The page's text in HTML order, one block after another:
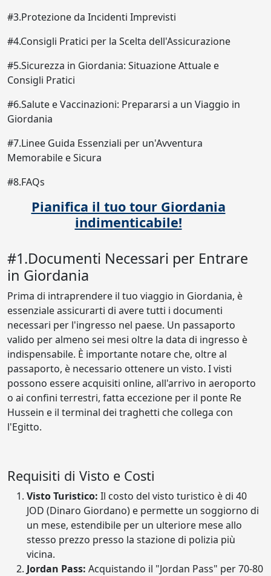
#3.Protezione da Incidenti Imprevisti
#4.Consigli Pratici per la Scelta dell'Assicurazione
#5.Sicurezza in Giordania: Situazione Attuale e
Consigli Pratici
#6.Salute e Vaccinazioni: Prepararsi a un Viaggio in
Giordania
#7.Linee Guida Essenziali per un'Avventura
Memorabile e Sicura
#8.FAQs
Pianifica il tuo tour Giordania
indimenticabile!
#1.Documenti Necessari per Entrare
in Giordania
Prima di intraprendere il tuo viaggio in Giordania, è
essenziale assicurarti di avere tutti i documenti
necessari per l'ingresso nel paese. Un passaporto
valido per almeno sei mesi oltre la data di ingresso è
indispensabile. È importante notare che, oltre al
passaporto, è necessario ottenere un visto. I visti
possono essere acquisiti online, all'arrivo in aeroporto
o ai confini terrestri, fatta eccezione per il ponte Re
Hussein e il terminal dei traghetti che collega con
l'Egitto.
Requisiti di Visto e Costi
Visto Turistico: Il costo del visto turistico è di 40
JOD (Dinaro Giordano) e permette un soggiorno di
un mese, estendibile per un ulteriore mese allo
stesso prezzo presso la stazione di polizia più
vicina.
Jordan Pass: Acquistando il "Jordan Pass" per 70-80